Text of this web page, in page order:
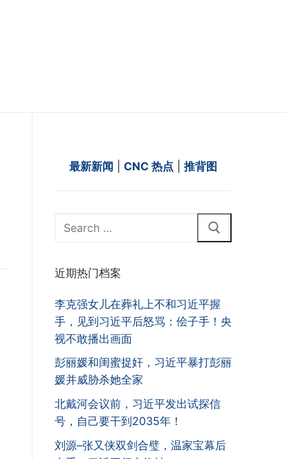
最新新闻 CNC 热点 推背图
Search
近期热门档案
李克强女儿在葬礼上不和习近平握
手，见到习近平后怒骂：侩子手！央
视不敢播出画面
彭丽媛和闺蜜捉奸，习近平暴打彭丽
媛并威胁杀她全家
北戴河会议前，习近平发出试探信
号，自己要干到2035年！
刘源–张又侠双剑合璧，温家宝幕后